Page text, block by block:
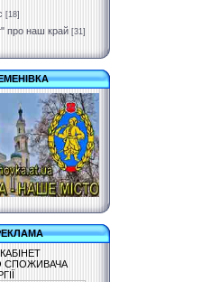
[18]
про наш край [31]
СПОЖИВАЧА